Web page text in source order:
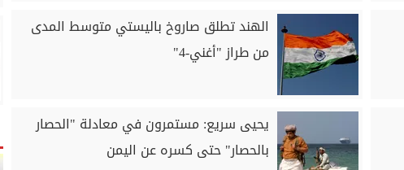
الهند تطلق صاروخ باليستي متوسط المدى
من طراز "أغني-4"
يحيى سريع: مستمرون في معادلة "الحصار
بالحصار" حتى كسره عن اليمن